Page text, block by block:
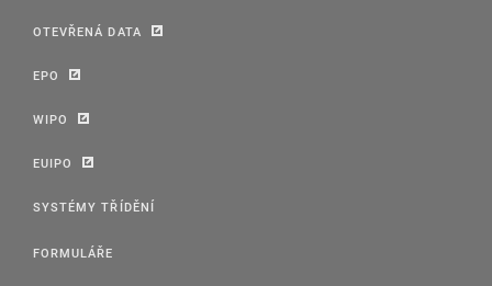
OTEVŘENÁ DATA
EPO
WIPO
EUIPO
SYSTÉMY TŘÍDĚNÍ
FORMULÁŘE